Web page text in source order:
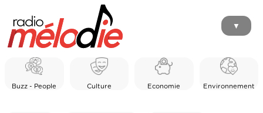
▼
Buzz - People Culture Economie Environnement